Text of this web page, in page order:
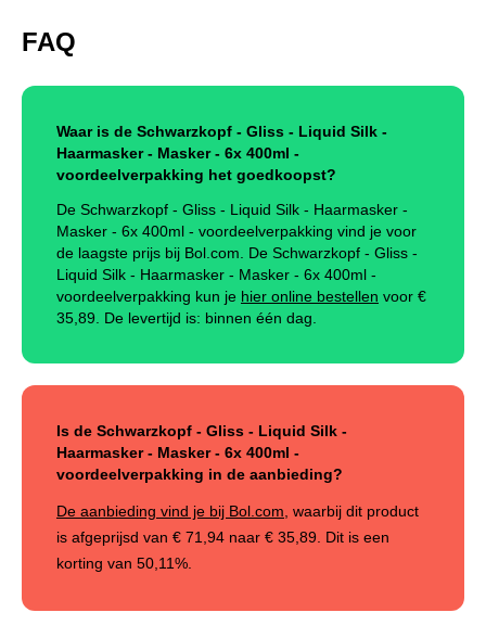
FAQ
Waar is de Schwarzkopf - Gliss - Liquid Silk -
Haarmasker - Masker - 6x 400ml -
voordeelverpakking het goedkoopst?
De Schwarzkopf - Gliss - Liquid Silk - Haarmasker -
Masker - 6x 400ml - voordeelverpakking vind je voor
de laagste prijs bij Bol.com. De Schwarzkopf - Gliss -
Liquid Silk - Haarmasker - Masker - 6x 400ml -
voordeelverpakking kun je hier online bestellen voor €
35,89
De levertijd is: binnen één dag.
Is de Schwarzkopf - Gliss - Liquid Silk -
Haarmasker - Masker - 6x 400ml -
voordeelverpakking in de aanbieding?
De aanbieding vind je bij Bol.com , waarbij dit product
is afgeprijsd van € 71,94 naar € 35,89 . Dit is een
korting van 50,11%